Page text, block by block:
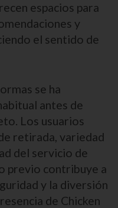
espacios para
y
el sentido de
se ha
antes de
Los usuarios
retirada, variedad
del servicio de
previo contribuye a
y la diversión
de Chicken